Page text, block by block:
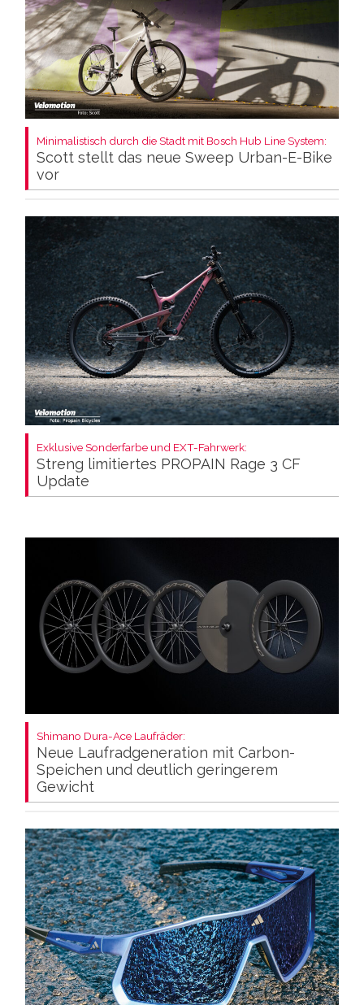
Minimalistisch durch die Stadt mit Bosch Hub Line System:
Scott stellt das neue Sweep Urban-E-Bike
vor
Exklusive Sonderfarbe und EXT-Fahrwerk:
Streng limitiertes PROPAIN Rage 3 CF
Update
Shimano Dura-Ace Laufräder:
Neue Laufradgeneration mit Carbon-
Speichen und deutlich geringerem
Gewicht